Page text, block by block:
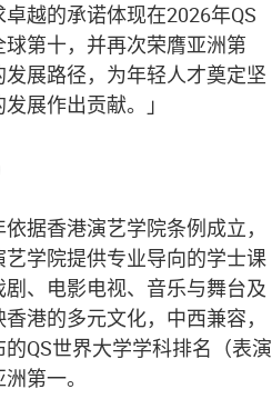
越的承诺体现在2026年QS
第十，并再次荣膺亚洲第
展路径，为年轻人才奠定坚
展作出贡献。」
据香港演艺学院条例成立，
学院提供专业导向的学士课
、电影电视、音乐与舞台及
港的多元文化，中西兼容，
QS世界大学学科排名（表演
第一。